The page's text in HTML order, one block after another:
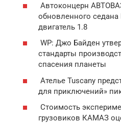
Автоконцерн
обновленного седана
двигатель 1.8
WP: Джо Байден
стандарты
спасения планеты
Ателье Tuscany
для приключений»
Стоимость
грузовиков КАМАЗ